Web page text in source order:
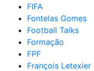
FIFA
Fontelas Gomes
Football Talks
Formação
FPF
François Letexier